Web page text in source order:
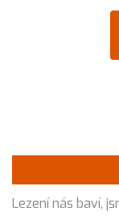
Lezení nás baví,